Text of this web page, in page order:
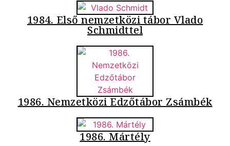
1984. Első nemzetközi tábor Vlado
Schmidttel
1986. Nemzetközi Edzőtábor Zsámbék
1986. Mártély